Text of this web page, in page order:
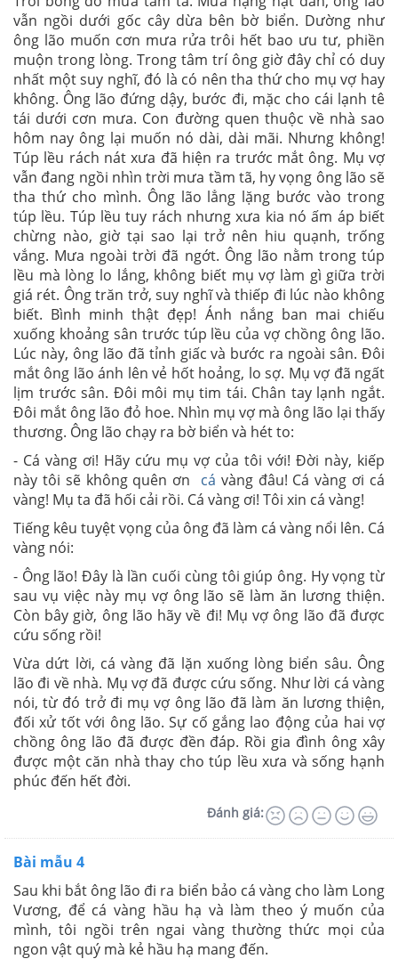
vẫn ngồi dưới gốc cây dừa bên bờ biển. Dường như
ông lão muốn cơn mưa rửa trôi hết bao ưu tư, phiền
muộn trong lòng. Trong tâm trí ông giờ đây chỉ có duy
nhất một suy nghĩ, đó là có nên tha thứ cho mụ vợ hay
không. Ông lão đứng dậy, bước đi, mặc cho cái lạnh tê
tái dưới cơn mưa. Con đường quen thuộc về nhà sao
hôm nay ông lại muốn nó dài, dài mãi. Nhưng không!
Túp lều rách nát xưa đã hiện ra trước mắt ông. Mụ vợ
vẫn đang ngồi nhìn trời mưa tầm tã, hy vọng ông lão sẽ
tha thứ cho mình. Ông lão lẳng lặng bước vào trong
túp lều. Túp lều tuy rách nhưng xưa kia nó ấm áp biết
chừng nào, giờ tại sao lại trở nên hiu quạnh, trống
vắng. Mưa ngoài trời đã ngớt. Ông lão nằm trong túp
lều mà lòng lo lắng, không biết mụ vợ làm gì giữa trời
giá rét. Ông trăn trở, suy nghĩ và thiếp đi lúc nào không
biết. Bình minh thật đẹp! Ánh nắng ban mai chiếu
xuống khoảng sân trước túp lều của vợ chồng ông lão.
Lúc này, ông lão đã tỉnh giấc và bước ra ngoài sân. Đôi
mắt ông lão ánh lên vẻ hốt hoảng, lo sợ. Mụ vợ đã ngất
lịm trước sân. Đôi môi mụ tim tái. Chân tay lạnh ngắt.
Đôi mắt ông lão đỏ hoe. Nhìn mụ vợ mà ông lão lại thấy
thương. Ông lão chạy ra bờ biển và hét to:
- Cá vàng ơi! Hãy cứu mụ vợ của tôi với! Đời này, kiếp
này tôi sẽ không quên ơn
cá vàng đâu! Cá vàng ơi cá
vàng! Mụ ta đã hối cải rồi. Cá vàng ơi! Tôi xin cá vàng!
Tiếng kêu tuyệt vọng của ông đã làm cá vàng nổi lên. Cá
vàng nói:
- Ông lão! Đây là lần cuối cùng tôi giúp ông. Hy vọng từ
sau vụ việc này mụ vợ ông lão sẽ làm ăn lương thiện.
Còn bây giờ, ông lão hãy về đi! Mụ vợ ông lão đã được
cứu sống rồi!
Vừa dứt lời, cá vàng đã lặn xuống lòng biển sâu. Ông
lão đi về nhà. Mụ vợ đã được cứu sống. Như lời cá vàng
nói, từ đó trở đi mụ vợ ông lão đã làm ăn lương thiện,
đối xử tốt với ông lão. Sự cố gắng lao động của hai vợ
chồng ông lão đã được đền đáp. Rồi gia đình ông xây
được một căn nhà thay cho túp lều xưa và sống hạnh
phúc đến hết đời.
Đánh giá:
Bài mẫu 4
Sau khi bắt ông lão đi ra biển bảo cá vàng cho làm Long
Vương, để cá vàng hầu hạ và làm theo ý muốn của
mình, tôi ngồi trên ngai vàng thường thức mọi của
ngon vật quý mà kẻ hầu hạ mang đến.